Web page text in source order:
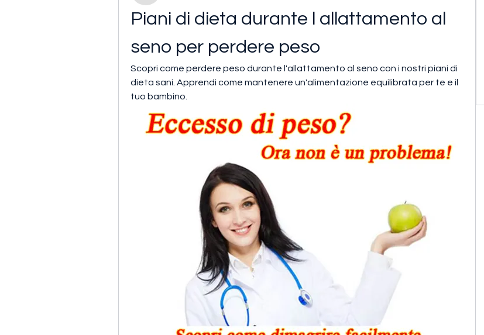
Piani di dieta durante l allattamento al
seno per perdere peso
Scopri come perdere peso durante l'allattamento al seno con i nostri piani di
dieta sani. Apprendi come mantenere un'alimentazione equilibrata per te e il
tuo bambino.